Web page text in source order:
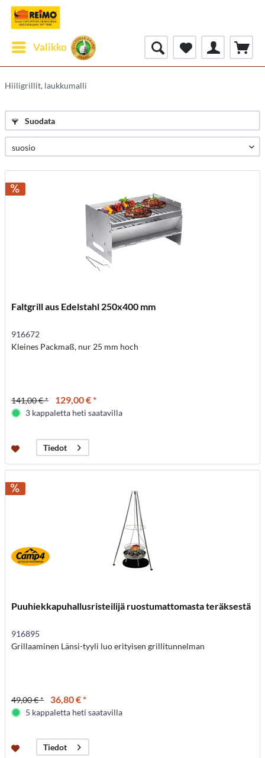
Valikko
Hiiligrillit, laukkumalli
Suodata
Faltgrill aus Edelstahl 250x400 mm
916672
Kleines Packmaß, nur 25 mm hoch
141,00 € * 129,00 € *
3 kappaletta heti saatavilla
Tiedot
Puuhiekkapuhallusristeilijä ruostumattomasta teräksestä
916895
Grillaaminen Länsi-tyyli luo erityisen grillitunnelman
49,00 € * 36,80 € *
5 kappaletta heti saatavilla
Tiedot